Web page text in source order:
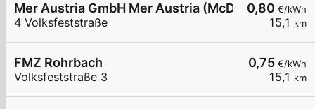
0,80 €/kWh
15,1 km
Mer Austria GmbH Mer Austria (McD) -
4 Volksfeststraße
0,75 €/kWh
15,1 km
FMZ Rohrbach
Volksfeststraße 3